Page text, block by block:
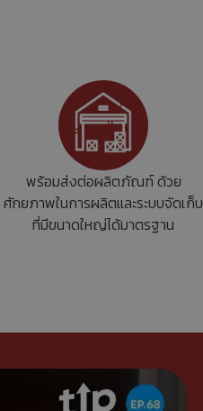
พร้อมส่งต่อผลิตภัณฑ์ ด้วย
ศักยภาพในการผลิตและระบบจัดเก็บ
ที่มีขนาดใหญ่ได้มาตรฐาน